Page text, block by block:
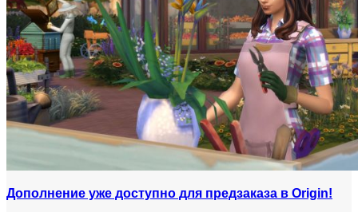
Дополнение уже доступно для предзаказа в Origin!